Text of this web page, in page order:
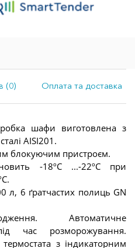
(0) Оплата та доставка
шафи виготовлена ​​з
AISI201.
блокуючим пристроєм.
-18ºC ...-22ºC при
л, 6 ґратчастих полиць GN
Автоматичне
час розморожування.
з індикаторним